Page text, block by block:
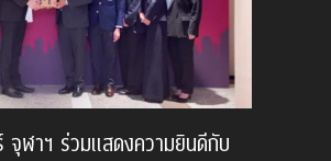
ฬาฯ ร่วมแสดงความยินดีกับ